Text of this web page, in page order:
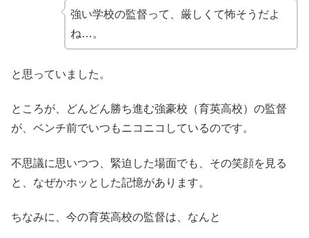
強い学校の監督って、厳しくて怖そうだよ
ね…。
と思っていました。
ところが、どんどん勝ち進む強豪校（育英高校）の監督
が、ベンチ前でいつもニコニコしているのです。
不思議に思いつつ、緊迫した場面でも、その笑顔を見る
と、なぜかホッとした記憶があります。
ちなみに、今の育英高校の監督は、なんと